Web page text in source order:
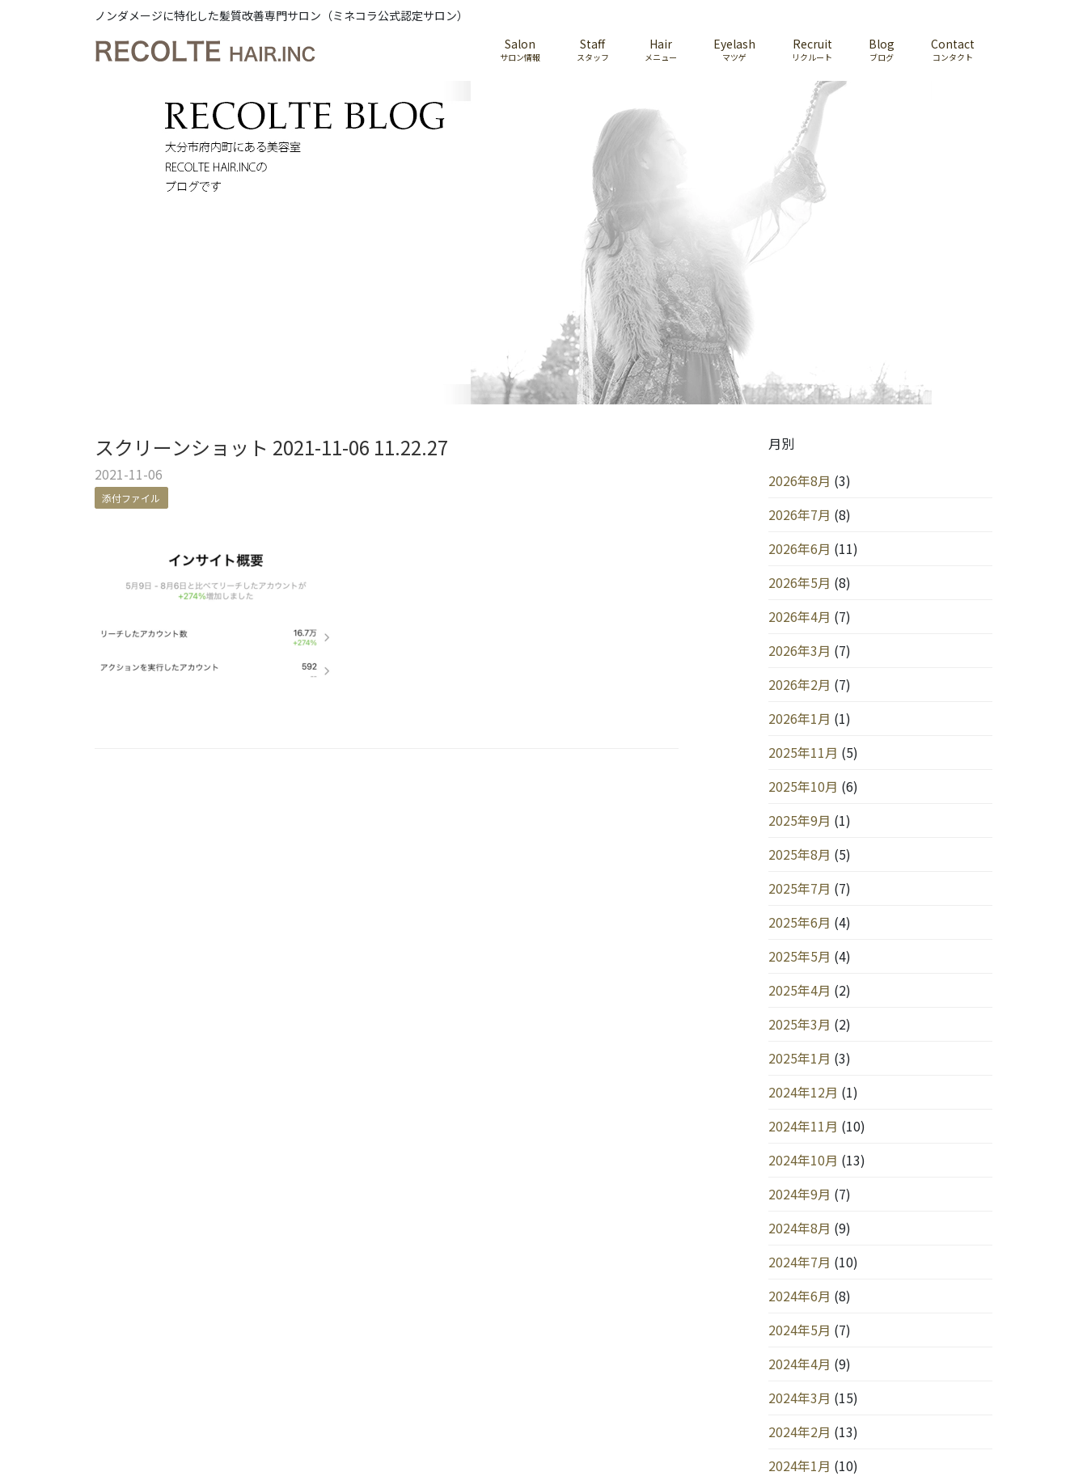
ノンダメージに特化した髪質改善専門サロン（ミネコラ公式認定サロン）
Salon
サロン情報
Staff
スタッフ
Hair
メニュー
Eyelash
マツゲ
Recruit
リクルート
Blog
ブログ
Contact
コンタクト
スクリーンショット 2021-11-06 11.22.27
2021-11-06
添付ファイル
月別
2026年8月 (3)
2026年7月 (8)
2026年6月 (11)
2026年5月 (8)
2026年4月 (7)
2026年3月 (7)
2026年2月 (7)
2026年1月 (1)
2025年11月 (5)
2025年10月 (6)
2025年9月 (1)
2025年8月 (5)
2025年7月 (7)
2025年6月 (4)
2025年5月 (4)
2025年4月 (2)
2025年3月 (2)
2025年1月 (3)
2024年12月 (1)
2024年11月 (10)
2024年10月 (13)
2024年9月 (7)
2024年8月 (9)
2024年7月 (10)
2024年6月 (8)
2024年5月 (7)
2024年4月 (9)
2024年3月 (15)
2024年2月 (13)
2024年1月 (10)